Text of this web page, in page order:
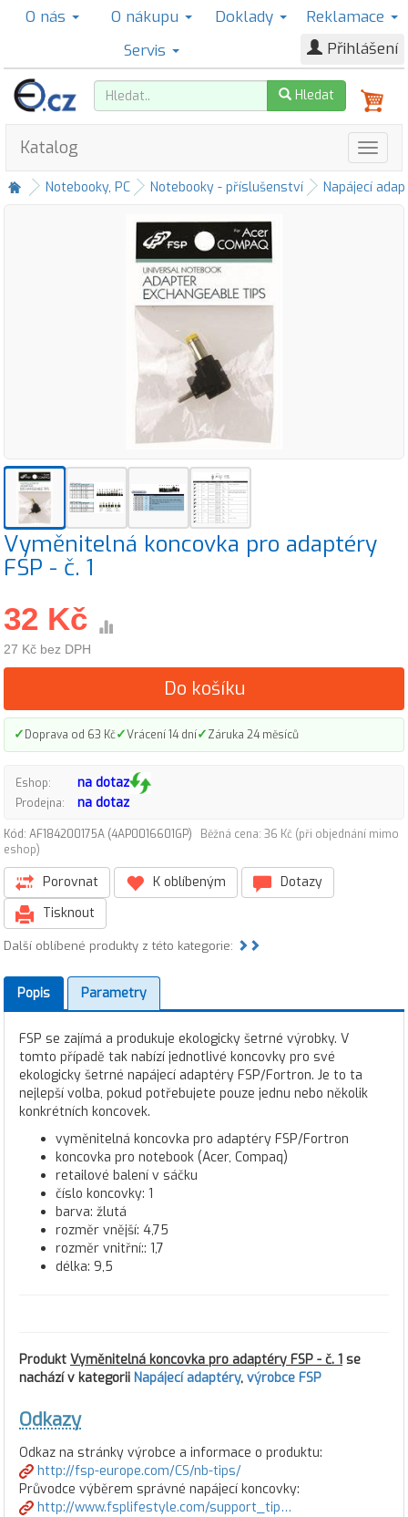
O nás O nákupu Doklady
Reklamace
Servis
Přihlášení
Hledat
Katalog
Notebooky, PC Notebooky - příslušenství Napájecí
Vyměnitelná koncovka pro adaptéry
FSP - č. 1
32 Kč
27 Kč bez DPH
Do košíku
✓Doprava od 63 Kč✓Vrácení 14 dní✓Záruka 24 měsíců
Eshop: na dotaz
Prodejna: na dotaz
Kód: AF184200175A (4AP0016601GP)
Běžná cena: 36 Kč (při objednání mimo
eshop)
Porovnat K oblíbeným
Dotazy
Tisknout
Další oblíbené produkty z této kategorie:
Popis Parametry
FSP se zajímá a produkuje ekologicky šetrné výrobky. V
tomto případě tak nabízí jednotlivé koncovky pro své
ekologicky šetrné napájecí adaptéry FSP/Fortron. Je to ta
nejlepší volba, pokud potřebujete pouze jednu nebo několik
konkrétních koncovek.
vyměnitelná koncovka pro adaptéry FSP/Fortron
koncovka pro notebook (Acer, Compaq)
retailové balení v sáčku
číslo koncovky: 1
barva: žlutá
rozměr vnější: 4,75
rozměr vnitřní:: 1,7
délka: 9,5
Produkt Vyměnitelná koncovka pro adaptéry FSP - č. 1 se
nachází v kategorii Napájecí adaptéry, výrobce FSP
Odkazy
Odkaz na stránky výrobce a informace o produktu:
http://fsp-europe.com/CS/nb-tips/
Průvodce výběrem správné napájecí koncovky:
http://www.fsplifestyle.com/support_tip…